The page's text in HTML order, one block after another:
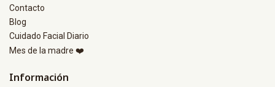
Contacto
Blog
Cuidado Facial Diario
Mes de la madre ❤️
Información